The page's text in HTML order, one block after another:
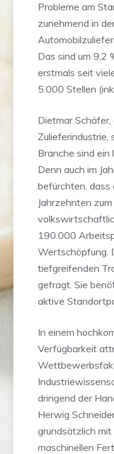
Probleme am
zunehmend in
Das sind um 9,2
erstmals seit
5.000 Stellen
Dietmar
Zulieferindustrie,
Branche sind
Denn auch im
befürchten,
Jahrzehnten
190.000
Wertschöpfung.
tiefgreifenden
gefragt. Sie
aktive
In einem
Verfügbarkeit
dringend der
Herwig
grundsätzlich
maschinellen